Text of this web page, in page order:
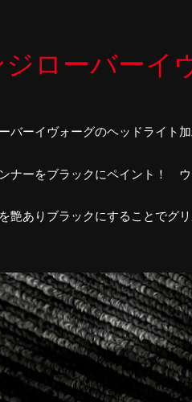
ジローバー
バーイヴォーグのヘッドライト加
ナーをブラックにペイント！
艶ありブラックにすることでグ